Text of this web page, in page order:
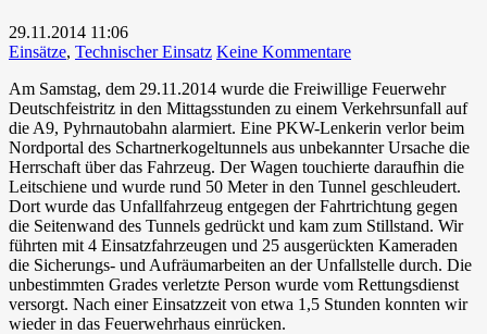
29.11.2014 11:06
Einsätze, Technischer Einsatz Keine Kommentarezu
Unfall
im
Am Samstag, dem 29.11.2014 wurde die Freiwillige Feuerwehr
Deutschfeistritz in den Mittagsstunden zu einem Verkehrsunfall auf
die A9, Pyhrnautobahn alarmiert. Eine PKW-Lenkerin verlor beim
Nordportal des Schartnerkogeltunnels aus unbekannter Ursache die
Herrschaft über das Fahrzeug. Der Wagen touchierte daraufhin die
Leitschiene und wurde rund 50 Meter in den Tunnel geschleudert.
Dort wurde das Unfallfahrzeug entgegen der Fahrtrichtung gegen
die Seitenwand des Tunnels gedrückt und kam zum Stillstand. Wir
führten mit 4 Einsatzfahrzeugen und 25 ausgerückten Kameraden
die Sicherungs- und Aufräumarbeiten an der Unfallstelle durch. Die
unbestimmten Grades verletzte Person wurde vom Rettungsdienst
versorgt. Nach einer Einsatzzeit von etwa 1,5 Stunden konnten wir
wieder in das Feuerwehrhaus einrücken.